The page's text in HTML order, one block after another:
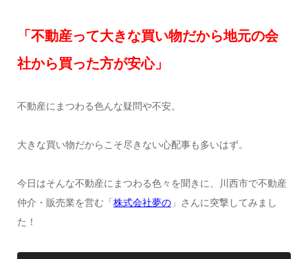
「不動産って大きな買い物だから地元の会
社から買った方が安心」
不動産にまつわる色んな疑問や不安。
大きな買い物だからこそ尽きない心配事も多いはず。
今日はそんな不動産にまつわる色々を聞きに、川西市で不動産
仲介・販売業を営む「 株式会社夢の」さんに突撃してみまし
た！